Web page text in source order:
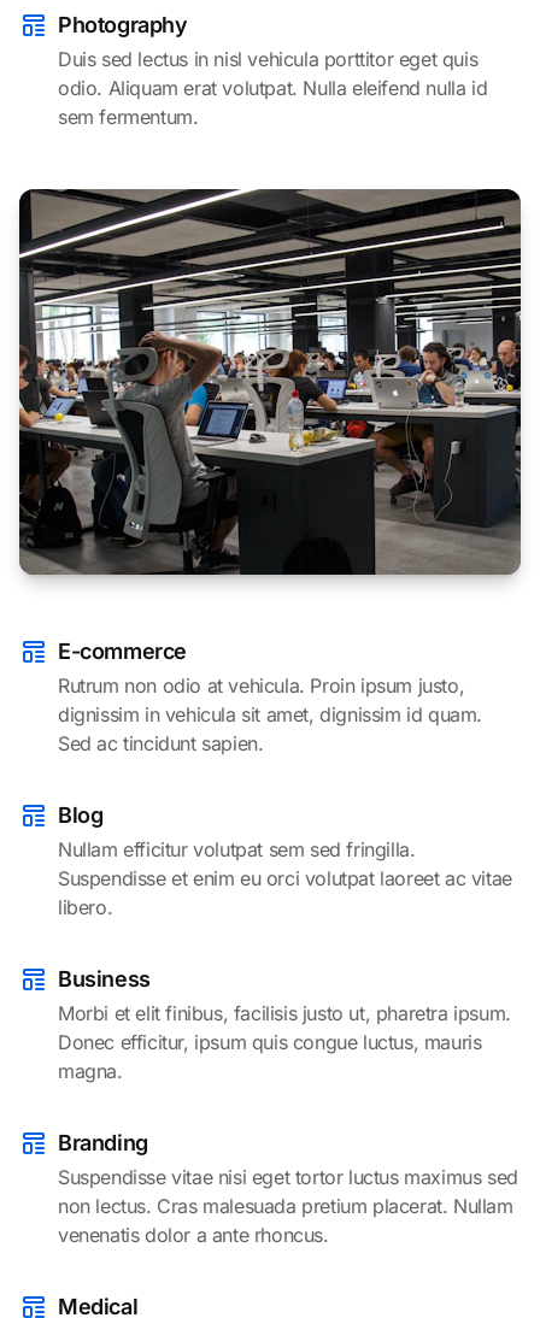
Photography
Duis sed lectus in nisl vehicula porttitor eget quis
odio. Aliquam erat volutpat. Nulla eleifend nulla id
sem fermentum.
E-commerce
Rutrum non odio at vehicula. Proin ipsum justo,
dignissim in vehicula sit amet, dignissim id quam.
Sed ac tincidunt sapien.
Blog
Nullam efficitur volutpat sem sed fringilla.
Suspendisse et enim eu orci volutpat laoreet ac vitae
libero.
Business
Morbi et elit finibus, facilisis justo ut, pharetra ipsum.
Donec efficitur, ipsum quis congue luctus, mauris
magna.
Branding
Suspendisse vitae nisi eget tortor luctus maximus sed
non lectus. Cras malesuada pretium placerat. Nullam
venenatis dolor a ante rhoncus.
Medical